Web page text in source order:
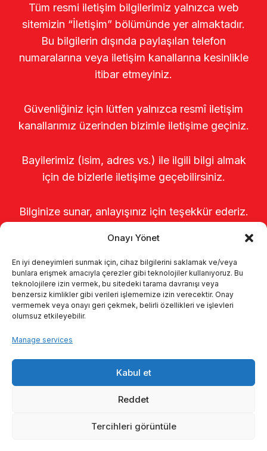
Onayı Yönet
En iyi deneyimleri sunmak için, cihaz bilgilerini saklamak ve/veya
bunlara erişmek amacıyla çerezler gibi teknolojiler kullanıyoruz. Bu
teknolojilere izin vermek, bu sitedeki tarama davranışı veya
benzersiz kimlikler gibi verileri işlememize izin verecektir. Onay
vermemek veya onayı geri çekmek, belirli özellikleri ve işlevleri
olumsuz etkileyebilir.
Manage services
Kabul et
Reddet
Tercihleri görüntüle
Tüm resmi iletişim bilgilerimiz yalnızca web
sitemizin “İletişim” bölümünde yer almaktadır.
Bu bilgilerin dışında paylaşılan telefon
numaralarına veya iletişim kanallarına kesinlikle
itibar etmeyiniz.
Güvenliğiniz için lütfen yalnızca resmî iletişim
kanallarımız üzerinden bizimle iletişime geçiniz.
Bayilerimiz (isim, adres vs.) ile ilgili bilgi almak
için de bizlerle iletişime geçebilirsiniz.
Bilginize sunar, anlayışınız için teşekkür ederiz.
Kalite politikamız
© 2026 Enka Tarım